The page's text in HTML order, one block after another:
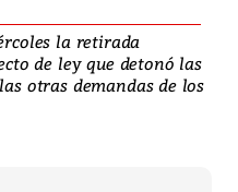
la retirada
de ley que detonó las
otras demandas de los